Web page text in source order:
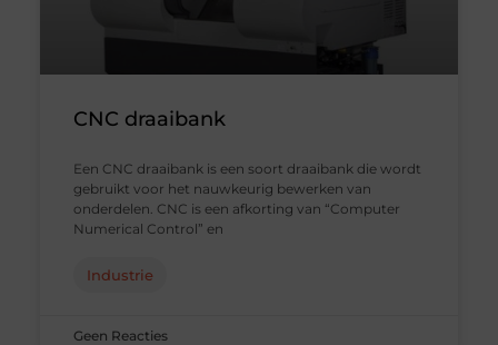
CNC draaibank
Een CNC draaibank is een soort draaibank die wordt
gebruikt voor het nauwkeurig bewerken van
onderdelen. CNC is een afkorting van “Computer
Numerical Control” en
Industrie
Geen Reacties